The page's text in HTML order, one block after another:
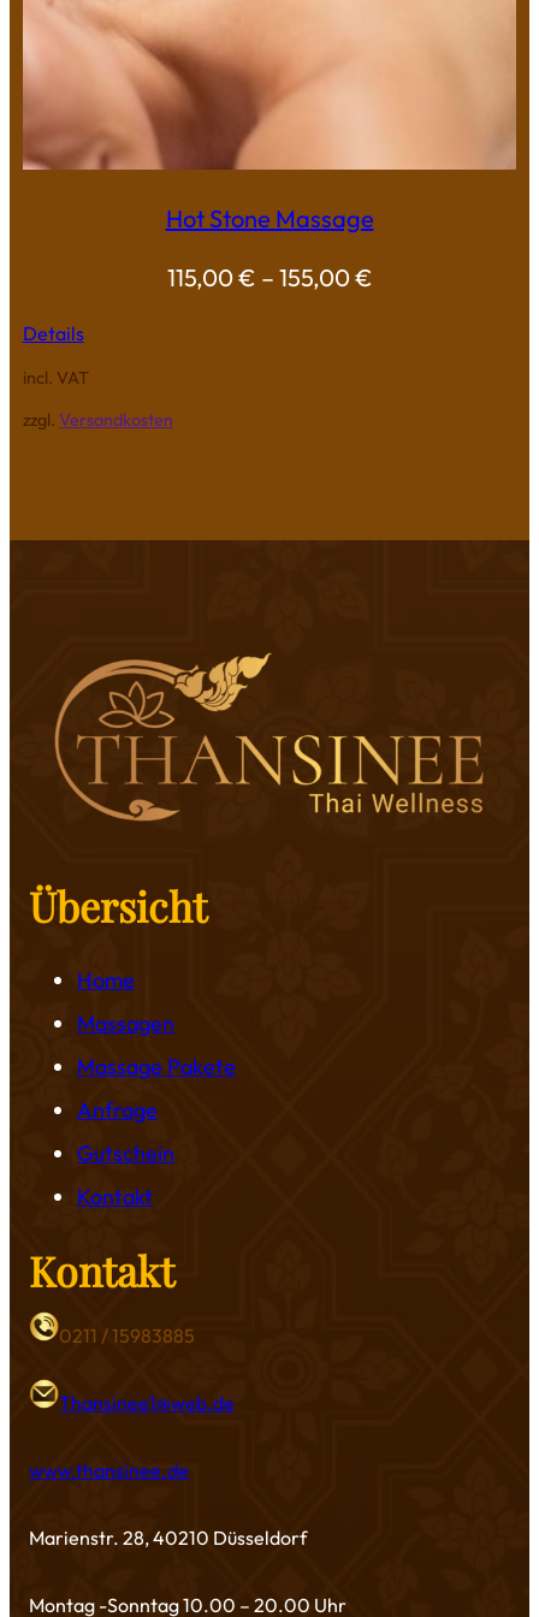
Hot Stone Massage
115,00€ – 155,00€
Details
incl. VAT
zzgl. Versandkosten
Übersicht
Home
Massagen
Massage Pakete
Anfrage
Gutschein
Kontakt
Kontakt
0211 / 15983885
Thansinee1@web.de
www.thansinee.de
Marienstr. 28, 40210 Düsseldorf
Montag -Sonntag 10.00 – 20.00 Uhr